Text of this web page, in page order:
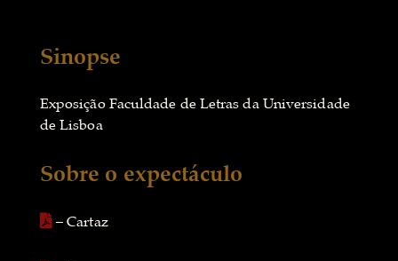
Sinopse
Exposição Faculdade de Letras da Universidade
de Lisboa
Sobre o expectáculo
– Cartaz